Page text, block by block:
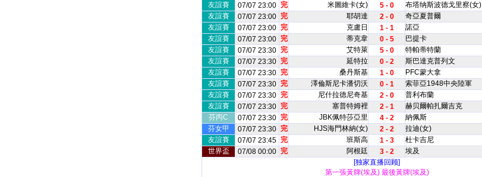
友誼賽
07/07 23:00 完 米圖維卡(女) 5 - 0 布塔纳斯波德戈里察(女)
友誼賽
07/07 23:00 完 耶胡達 2 - 0 奇亞夏普爾
友誼賽
07/07 23:00 完 克盧日 1 - 1 諾亞
友誼賽
07/07 23:00 完 蒂克韋 0 - 5 巴提卡
友誼賽
07/07 23:30 完 艾特萊 5 - 0 特帕蒂特蘭
友誼賽
07/07 23:30 完 延特拉 0 - 2 斯巴達克普列文
友誼賽
07/07 23:30 完 桑丹斯基 1 - 0 PFC蒙大拿
友誼賽
07/07 23:30 完 澤倫斯尼卡潘切沃 0 - 1 索菲亞1948中央陸軍
友誼賽
07/07 23:30 完 尼什拉德尼奇基 2 - 0 普利布蘭
友誼賽
07/07 23:30 完 塞普特姆裡 2 - 1 赫贝爾帕扎爾吉克
芬丙C
07/07 23:30 完 JBK佩特莎亞里 4 - 2 納佩斯
芬女甲
07/07 23:30 完 HJS海門林納(女) 2 - 2 拉迪(女)
友誼賽
07/07 23:45 完 班斯高 1 - 3 杜卡吉尼
世界盃
07/08 00:00 完 阿根廷 3 - 2 埃及
[独家直播回顾]
第一張黃牌(埃及) 最後黃牌(埃及)